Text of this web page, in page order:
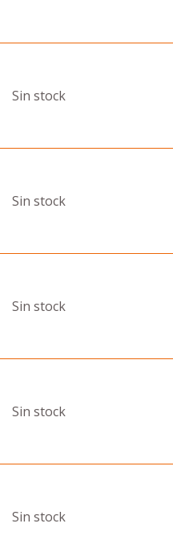
Sin stock
Sin stock
Sin stock
Sin stock
Sin stock